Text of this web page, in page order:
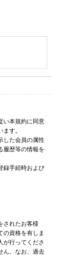
い本規約に同意
す。
した会員の属性
履歴等の情報を
録手続時および
されたお客様
の資格を有しま
が行ってくださ
ん。なお、過去